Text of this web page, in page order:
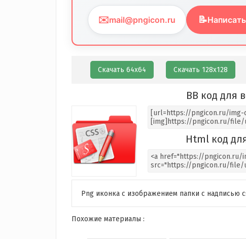
✉️mail@pngicon.ru 📝
Скачать 64х64 Скачать 128х128
BB код для
Html код
Png иконка с изображением папки с надписью
Похожие материалы :